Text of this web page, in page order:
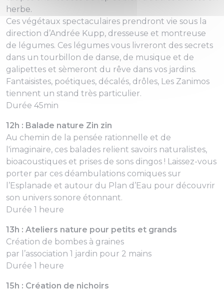
herbe.
Ces végétaux spectaculaires prendront vie sous la
direction d’Andrée Kupp, dresseuse et montreuse
de légumes. Ces légumes vous livreront des secrets
dans un tourbillon de danse, de musique et de
galipettes et sèmeront du rêve dans vos jardins.
Fantaisistes, poétiques, décalés, drôles, Les Zanimos
tiennent un stand très particulier.
Durée 45min
12h : Balade nature Zin zin
Au chemin de la pensée rationnelle et de
l'imaginaire, ces balades relient savoirs naturalistes,
bioacoustiques et prises de sons dingos ! Laissez-vous
porter par ces déambulations comiques sur
l’Esplanade et autour du Plan d’Eau pour découvrir
son univers sonore étonnant.
Durée 1 heure
13h : Ateliers nature pour petits et grands
Création de bombes à graines
par l’association 1 jardin pour 2 mains
Durée 1 heure
15h : Création de nichoirs